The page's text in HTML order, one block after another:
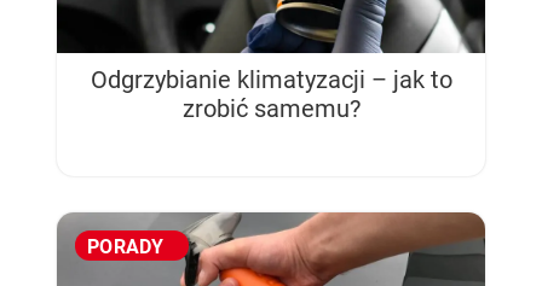
Odgrzybianie klimatyzacji – jak to
zrobić samemu?
PORADY